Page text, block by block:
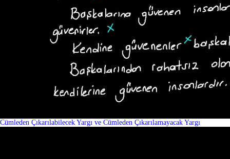
Cümleden Çıkarılabilecek Yargı ve Cümleden Çıkarılamayacak Yargı